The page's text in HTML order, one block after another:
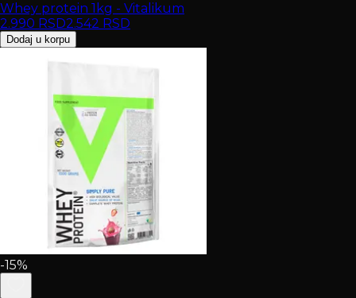
Whey protein 1kg - Vitalikum
2.990 RSD2.542 RSD
Dodaj u korpu
-15%